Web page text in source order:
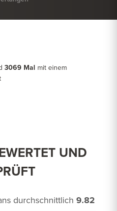
3069 Mal mit einem
UND
durchschnittlich 9.82